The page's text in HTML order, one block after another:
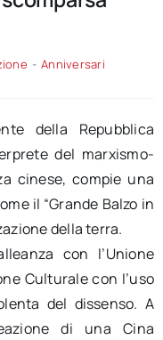
- Anniversari
della Repubblica
del marxismo-
cinese, compie una
il “Grande Balzo in
della terra.
con l’Unione
Culturale con l’uso
del dissenso. A
di una Cina